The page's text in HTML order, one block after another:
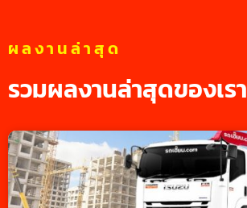
ผลงานล่าสุด
รวมผลงานล่าสุดของเรา